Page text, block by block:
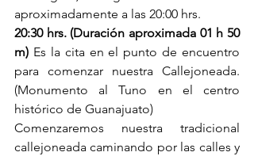
aproximadamente a las 20:00 hrs.
20:30 hrs. (Duración aproximada 01 h 50
m) Es la cita en el punto de encuentro
para comenzar nuestra Callejoneada.
(Monumento al Tuno en el centro
histórico de Guanajuato)
Comenzaremos nuestra tradicional
callejoneada caminando por las calles y